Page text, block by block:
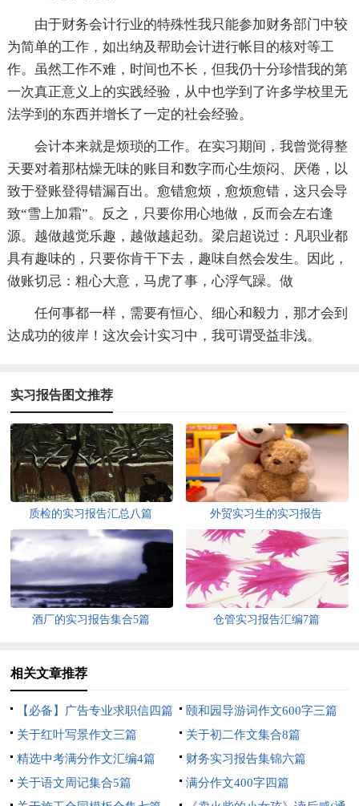
由于财务会计行业的特殊性我只能参加财务部门中较
为简单的工作，如出纳及帮助会计进行帐目的核对等工
作。虽然工作不难，时间也不长，但我仍十分珍惜我的第
一次真正意义上的实践经验，从中也学到了许多学校里无
法学到的东西并增长了一定的社会经验。
会计本来就是烦琐的工作。在实习期间，我曾觉得整
天要对着那枯燥无味的账目和数字而心生烦闷、厌倦，以
致于登账登得错漏百出。愈错愈烦，愈烦愈错，这只会导
致“雪上加霜”。反之，只要你用心地做，反而会左右逢
源。越做越觉乐趣，越做越起劲。梁启超说过：凡职业都
具有趣味的，只要你肯干下去，趣味自然会发生。因此，
做账切忌：粗心大意，马虎了事，心浮气躁。做
任何事都一样，需要有恒心、细心和毅力，那才会到
达成功的彼岸！这次会计实习中，我可谓受益非浅。
实习报告图文推荐
质检的实习报告汇总八篇 外贸实习生的实习报告
酒厂的实习报告集合5篇 仓管实习报告汇编7篇
相关文章推荐
【必备】广告专业求职信四篇
颐和园导游词作文600字三篇
关于红叶写景作文三篇
关于初二作文集合8篇
精选中考满分作文汇编4篇
财务实习报告集锦六篇
关于语文周记集合5篇
满分作文400字四篇